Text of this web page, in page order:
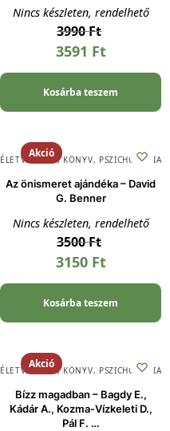
Nincs készleten, rendelhető
3990Ft
3591 Ft
Kosárba teszem
Akció
ÉLETVEZETÉS,KÖNYV, PSZICHOLÓGIA
Az önismeret ajándéka – David
G. Benner
Nincs készleten, rendelhető
3500Ft
3150 Ft
Kosárba teszem
Akció
ÉLETVEZETÉS,KÖNYV, PSZICHOLÓGIA
Bízz magadban – Bagdy E.,
Kádár A., Kozma-Vízkeleti D.,
Pál F. …